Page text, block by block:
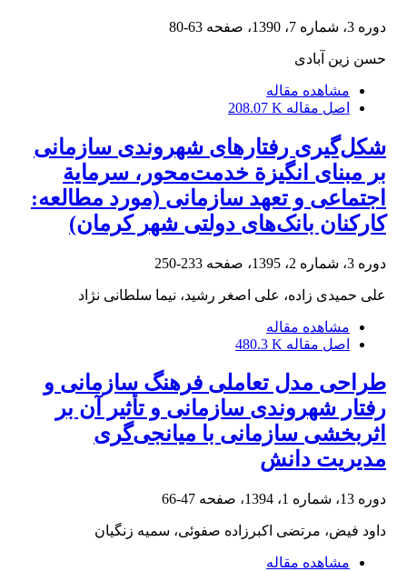
دوره 3، شماره 7، 1390، صفحه 63-80
حسن زین آبادی
مشاهده مقاله
اصل مقاله 208.07 K
شکل‌گیری رفتارهای شهروندی سازمانی
بر مبنای انگیزة خدمت‌محور، سرمایة
اجتماعی و تعهد سازمانی (مورد مطالعه:
کارکنان بانک‌های دولتی شهر کرمان)
دوره 3، شماره 2، 1395، صفحه 233-250
علی حمیدی زاده، علی اصغر رشید، نیما سلطانی نژاد
مشاهده مقاله
اصل مقاله 480.3 K
طراحی مدل تعاملی فرهنگ سازمانی و
رفتار شهروندی سازمانی و تأثیر آن بر
اثربخشی سازمانی با میانجی‌گری
مدیریت دانش
دوره 13، شماره 1، 1394، صفحه 47-66
داود فیض، مرتضی اکبرزاده صفوئی، سمیه زنگیان
مشاهده مقاله